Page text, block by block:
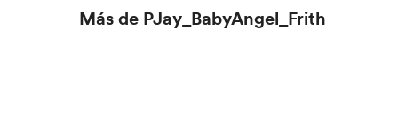
Más de PJay_BabyAngel_Frith